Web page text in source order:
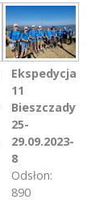
Ekspedycja
11
Bieszczady
25-
29.09.2023-
8
Odsłon:
890